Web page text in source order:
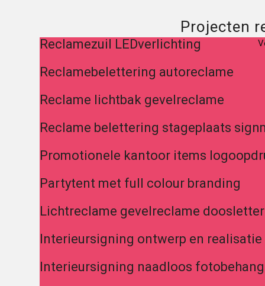
Projecten
Reclamezuil LEDverlichting
Reclamebelettering autoreclame
Reclame lichtbak gevelreclame
Reclame belettering stageplaats
Promotionele kantoor items
Partytent met full colour branding
Lichtreclame gevelreclame
Interieursigning ontwerp en realisatie
Interieursigning naadloos